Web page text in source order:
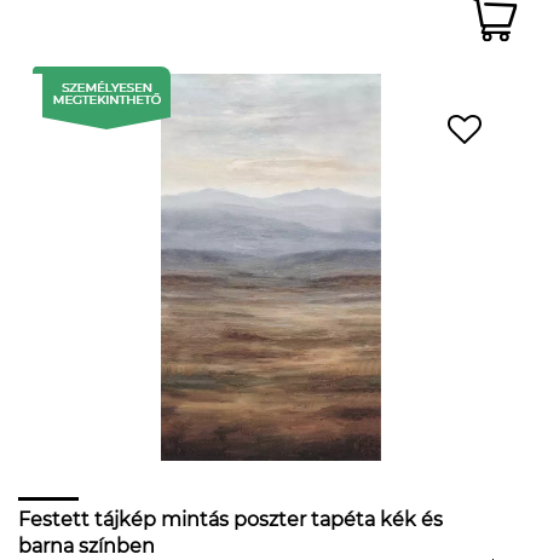
Festett tájkép mintás poszter tapéta kék és
barna színben